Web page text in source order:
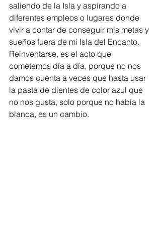
saliendo de la Isla y aspirando a
diferentes empleos o lugares donde
vivir a contar de conseguir mis metas y
sueños fuera de mi Isla del Encanto.
Reinventarse, es el acto que
cometemos día a día, porque no nos
damos cuenta a veces que hasta usar
la pasta de dientes de color azul que
no nos gusta, solo porque no había la
blanca, es un cambio.